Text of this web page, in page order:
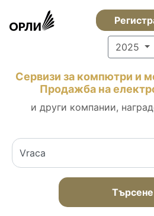
2025
Сервизи за компютри и
Продажба на
и други компании,
Търсене